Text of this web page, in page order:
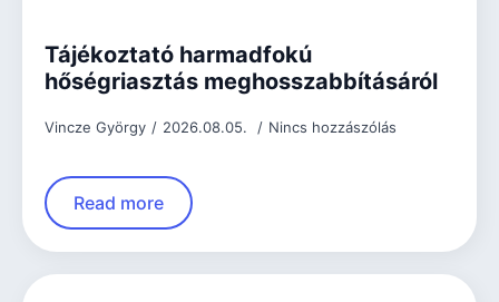
Tájékoztató harmadfokú
hőségriasztás meghosszabbításáról
Vincze György 2026.08.05. Nincs hozzászólás
Read more